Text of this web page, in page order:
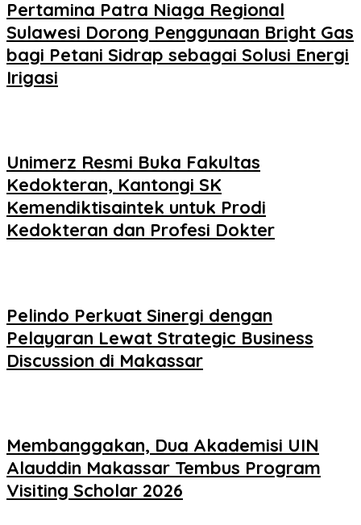
Pertamina Patra Niaga Regional
Sulawesi Dorong Penggunaan Bright Gas
bagi Petani Sidrap sebagai Solusi Energi
Irigasi
Unimerz Resmi Buka Fakultas
Kedokteran, Kantongi SK
Kemendiktisaintek untuk Prodi
Kedokteran dan Profesi Dokter
Pelindo Perkuat Sinergi dengan
Pelayaran Lewat Strategic Business
Discussion di Makassar
Membanggakan, Dua Akademisi UIN
Alauddin Makassar Tembus Program
Visiting Scholar 2026